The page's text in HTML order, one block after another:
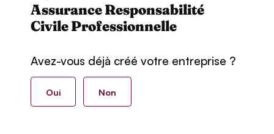
Assurance Responsabilité
Civile Professionnelle
Avez-vous déjà créé votre entreprise ?
Oui Non